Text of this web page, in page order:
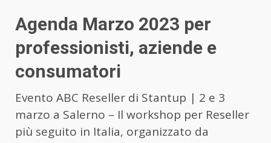
Agenda Marzo 2023 per
professionisti, aziende e
consumatori
Evento ABC Reseller di Stantup | 2 e 3
marzo a Salerno – Il workshop per Reseller
più seguito in Italia, organizzato da